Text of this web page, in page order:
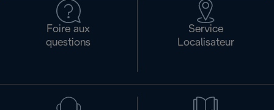
Foire aux
questions
Service
Localisateur